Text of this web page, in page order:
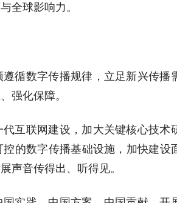
全球影响力。
循数字传播规律，立足新兴传
强化保障。
互联网建设，加大关键核心技
的数字传播基础设施，加快建
声音传得出、听得见。